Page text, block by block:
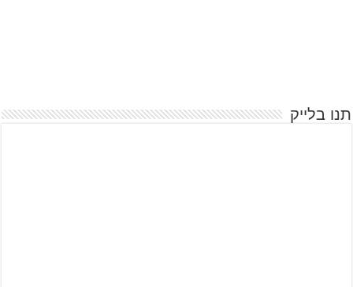
תנו בלייק